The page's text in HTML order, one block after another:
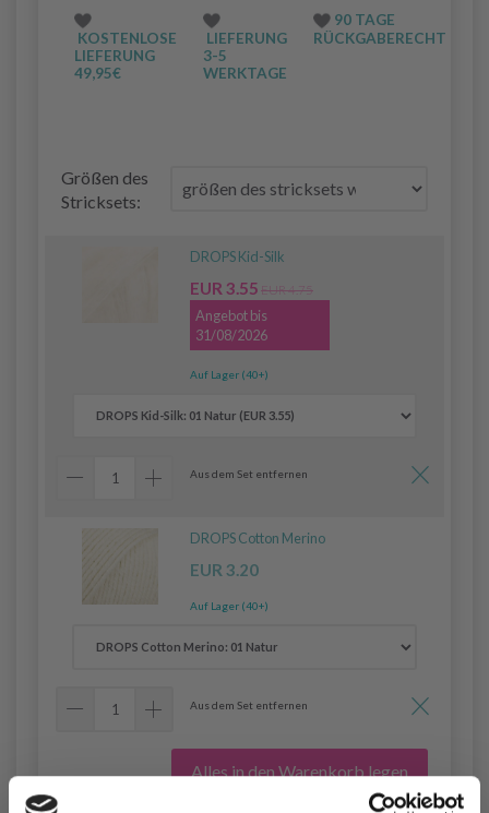
KOSTENLOSE
LIEFERUNG
49,95€
LIEFERUNG
3-5
WERKTAGE
90 TAGE
RÜCKGABERECHT
Größen des
Stricksets:
DROPS Kid-Silk
EUR 3.55 EUR 4.75
Angebot bis
31/08/2026
Auf Lager (40+)
Aus dem Set entfernen
DROPS Cotton Merino
EUR 3.20
Auf Lager (40+)
Aus dem Set entfernen
Alles in den Warenkorb legen